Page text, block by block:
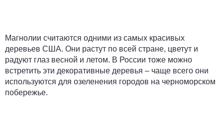
Магнолии считаются одними из самых красивых
деревьев США. Они растут по всей стране, цветут и
радуют глаз весной и летом. В России тоже можно
встретить эти декоративные деревья – чаще всего они
используются для озеленения городов на черноморском
побережье.